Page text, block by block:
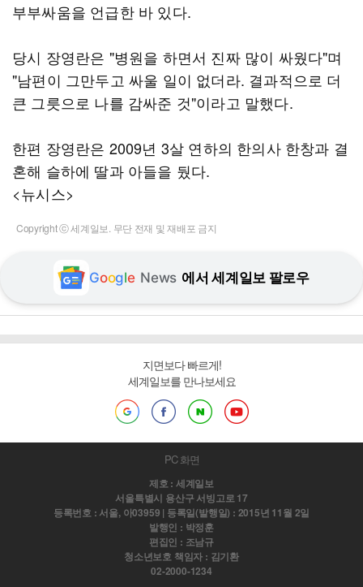
부부싸움을 언급한 바 있다.
당시 장영란은 "병원을 하면서 진짜 많이 싸웠다"며
"남편이 그만두고 싸울 일이 없더라. 결과적으로 더
큰 그릇으로 나를 감싸준 것"이라고 말했다.
한편 장영란은 2009년 3살 연하의 한의사 한창과 결
혼해 슬하에 딸과 아들을 뒀다.
<뉴시스>
Copyright ⓒ 세계일보. 무단 전재 및 재배포 금지
Google News 에서 세계일보 팔로우
지면보다 빠르게!
세계일보를 만나보세요
PC 화면
제호 : 세계일보
서울특별시 용산구 서빙고로 17
등록번호 : 서울, 아03959 | 등록일(발행일) : 2015년 11월 2일
발행인 : 박정훈
편집인 : 조남규
청소년보호 책임자 : 김기환
02-2000-1234